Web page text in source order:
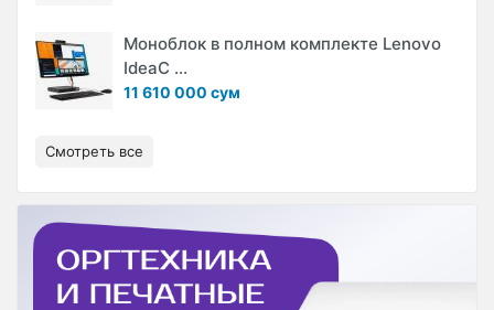
Моноблок в полном комплекте Lenovo
IdeaC ...
11 610 000 сум
Смотреть все